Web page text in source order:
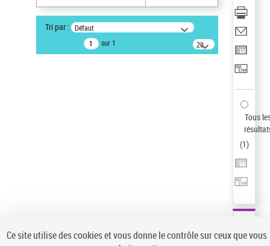
Type de notice d'autorité
Œuvre
Titre uniforme musical
Tri par : Défaut
sur 1
20
résultats/page
Tous
(1)
Ce site utilise des cookies et vous donne le contrôle sur ceux que vous